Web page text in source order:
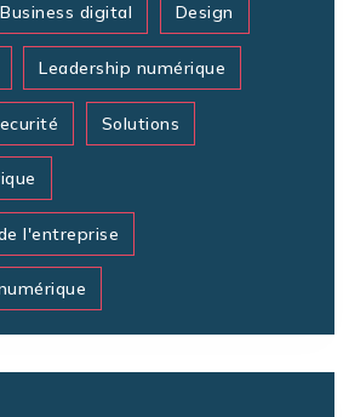
Business digital Design
Leadership numérique
Solutions
l'entreprise